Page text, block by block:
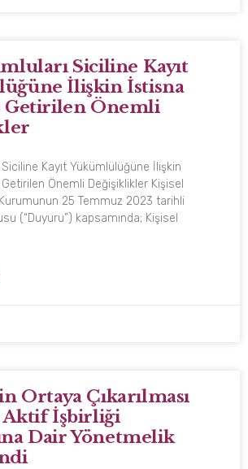
Siciline Kayıt
İlişkin İstisna
Önemli
Kayıt Yükümlülüğüne İlişkin
Önemli Değişiklikler Kişisel
25 Temmuz 2023 tarihli
(“Duyuru”) kapsamında; Kişisel
Ortaya Çıkarılması
Aktif İşbirliği
Dair Yönetmelik